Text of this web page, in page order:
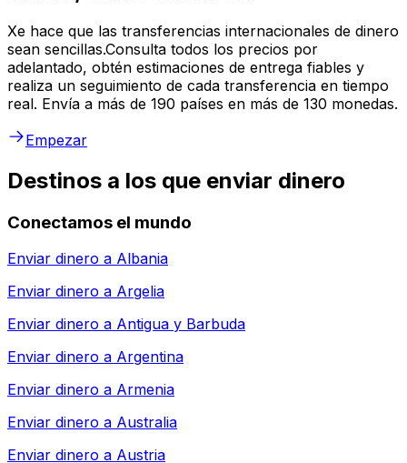
Xe hace que las transferencias internacionales de dinero
sean sencillas.Consulta todos los precios por
adelantado, obtén estimaciones de entrega fiables y
realiza un seguimiento de cada transferencia en tiempo
real. Envía a más de 190 países en más de 130 monedas.
Empezar
Destinos a los que enviar dinero
Conectamos el mundo
Enviar dinero a Albania
Enviar dinero a Argelia
Enviar dinero a Antigua y Barbuda
Enviar dinero a Argentina
Enviar dinero a Armenia
Enviar dinero a Australia
Enviar dinero a Austria